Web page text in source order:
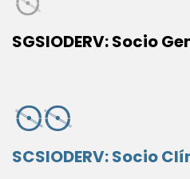
SGSIODERV: Socio
SCSIODERV: Socio